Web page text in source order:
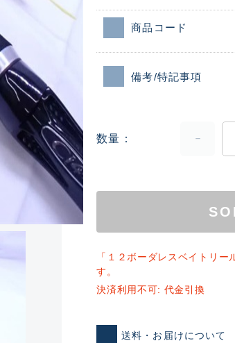
ランクとは？
新古品（メーカー問屋から
商品コード
備考/特記事項
数量
「１２ボーダレスベイトリ
す。
決済利用不可: 代金引換
送料・お届けについて